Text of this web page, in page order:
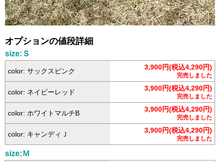
オプションの値段詳細
size:Ｓ
color: サックスピンク 3,900円(税込4,290円)
完売しました
color: ネイビーレッド 3,900円(税込4,290円)
完売しました
color: ホワイトマルチB 3,900円(税込4,290円)
完売しました
color: キャンディＪ 3,900円(税込4,290円)
完売しました
size:Ｍ